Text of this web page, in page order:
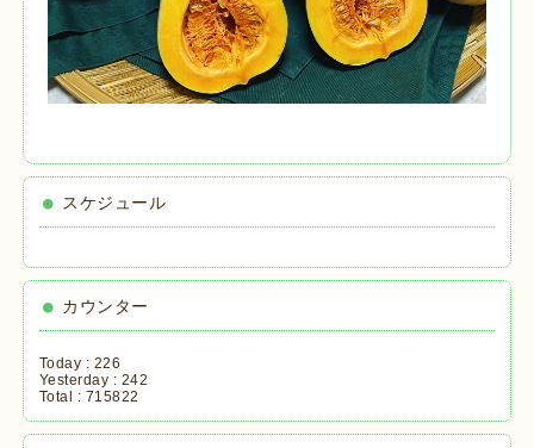
スケジュール
カウンター
Today : 226
Yesterday : 242
Total : 715822